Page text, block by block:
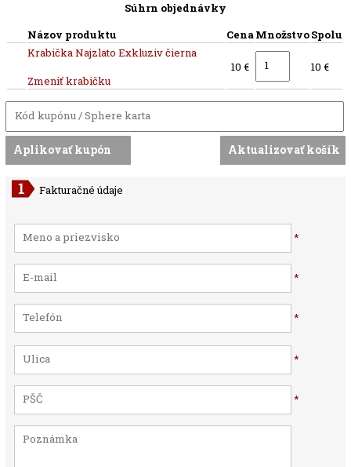
Súhrn objednávky
Názov produktu
CenaMnožstvoSpolu
Krabička Najzlato Exkluziv čierna
Zmeniť krabičku
10 € 10 €
Fakturačné údaje
*
*
*
*
*